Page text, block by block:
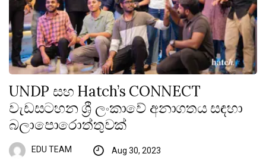
UNDP සහ Hatch’s CONNECT
වැඩසටහන ශ්‍රී ලංකාවේ අනාගතය සඳහා
බලාපොරොත්තුවක්
EDU TEAM Aug 30, 2023